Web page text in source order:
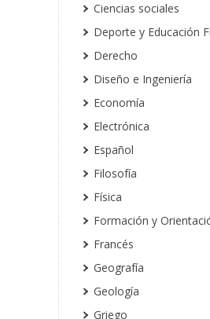
Ciencias sociales
Deporte y Educación
Derecho
Diseño e Ingeniería
Economía
Electrónica
Español
Filosofía
Física
Formación y
Francés
Geografía
Geología
Griego